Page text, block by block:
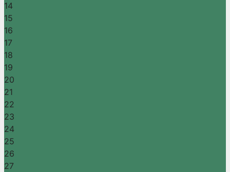
14
15
16
17
18
19
20
21
22
23
24
25
26
27